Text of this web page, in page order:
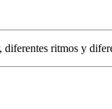
ritmos y